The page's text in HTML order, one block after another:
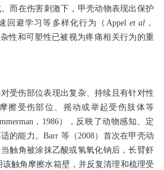
而在伤害刺激下，甲壳动物表现出保护
回避学习等多样化行为（Appel et al，
杂性和可塑性已被视为疼痛相关行为的重
受伤部位表现出复杂、持续且有针对性
擦受伤部位、摇动或举起受伤肢体等
，1986），反映了动物感知、定
的能力。Barr 等（2008）首次在甲壳动
触角被涂抹乙酸或氢氧化钠后，长臂虾
该触角摩擦水箱壁，并反复清理和梳理受